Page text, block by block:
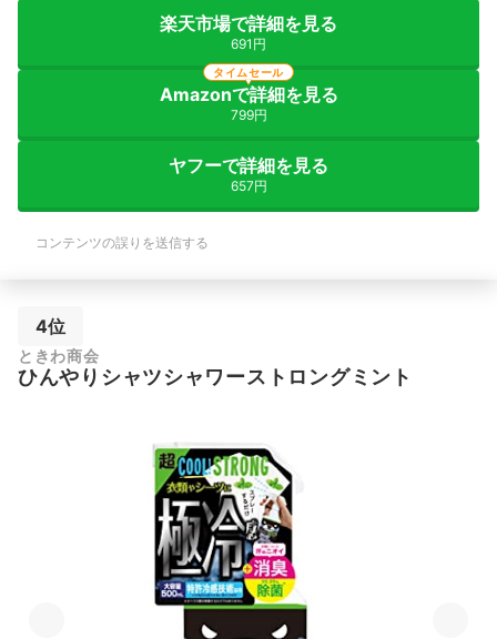
楽天市場で詳細を見る
691円
Amazonで詳細を見る
799円
タイムセール
ヤフーで詳細を見る
657円
コンテンツの誤りを送信する
4位
ときわ商会
ひんやりシャツシャワーストロングミント